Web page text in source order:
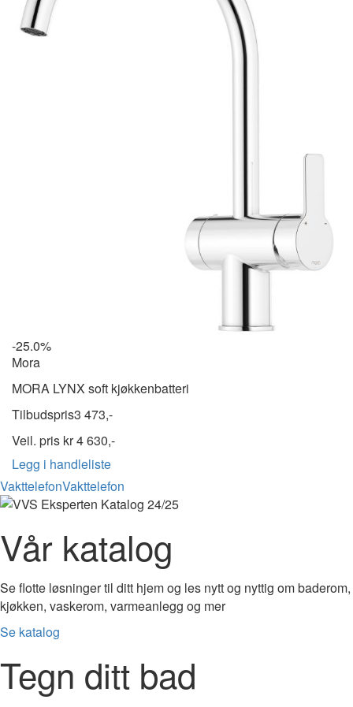
-25.0%
Mora
MORA LYNX soft kjøkkenbatteri
Tilbudspris3 473,-
Veil. pris kr4 630,-
Legg i handleliste
VakttelefonVakttelefon
Vår katalog
Se flotte løsninger til ditt hjem og les nytt og nyttig om baderom,
kjøkken, vaskerom, varmeanlegg og mer
Se katalog
Tegn ditt bad